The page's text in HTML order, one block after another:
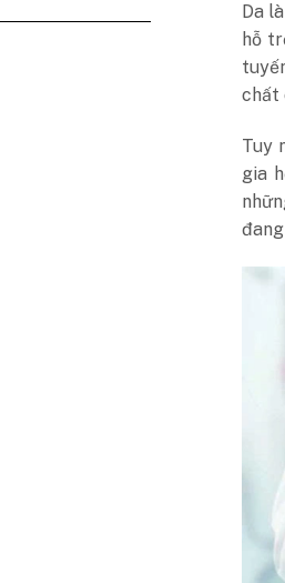
Da
hỗ
chất
Tuy
gia